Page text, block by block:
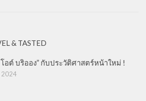
& TASTED
โอต์ บริออง” กับประวัติศาสตร์หน้าใหม่ !
2024